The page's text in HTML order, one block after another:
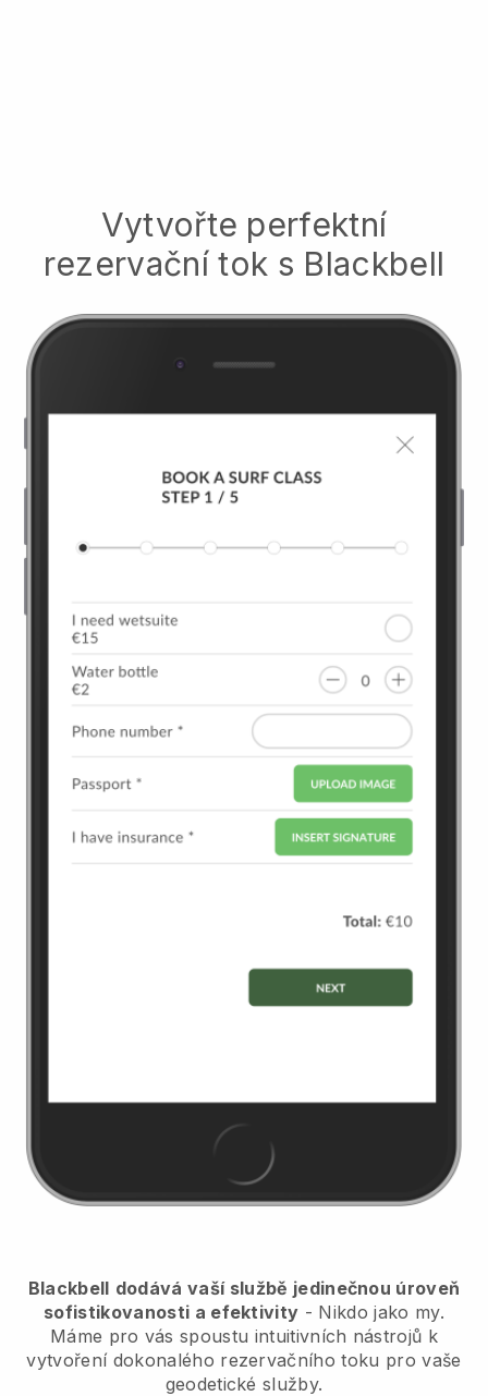
Vytvořte perfektní
rezervační tok s Blackbell
Blackbell dodává vaší službě jedinečnou úroveň
sofistikovanosti a efektivity - Nikdo jako my.
Máme pro vás spoustu intuitivních nástrojů k
vytvoření dokonalého rezervačního toku pro vaše
geodetické služby.